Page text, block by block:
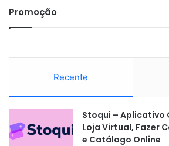
Promoção
Recente
Stoqui – Aplicativo
Loja Virtual, Fazer
e Catálogo Online